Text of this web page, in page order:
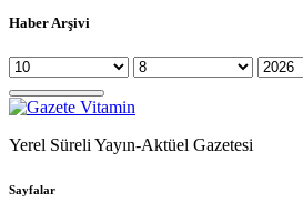
Haber Arşivi
Yerel Süreli Yayın-Aktüel Gazetesi
Sayfalar